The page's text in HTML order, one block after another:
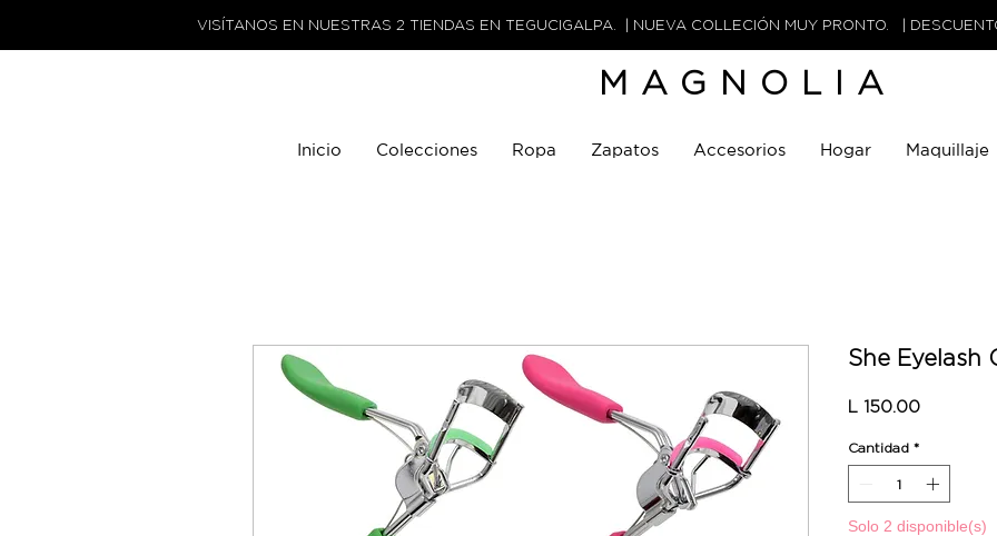
VISÍTANOS EN NUESTRAS 2 TIENDAS EN TEGUCIGALPA. | NUEVA COLLECIÓN MUY PRONTO. |
MAGNOLIA
Inicio Colecciones Ropa Zapatos Accesorios Hogar Maquillaje
She Eyelash
L 150.00Precio
Cantidad *
Solo 2 disponible(s)